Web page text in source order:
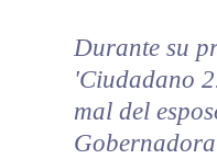
Durante su
'Ciudadano
mal del